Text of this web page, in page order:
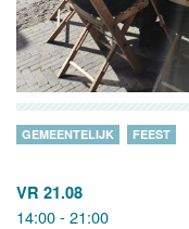
VR 21.08
14:00 - 21:00
GEMEENTELIJK FEEST